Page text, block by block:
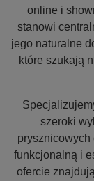
online i
stanowi
jego naturalne
które szukają
szeroki
prysznicowych
funkcjonalną i
ofercie